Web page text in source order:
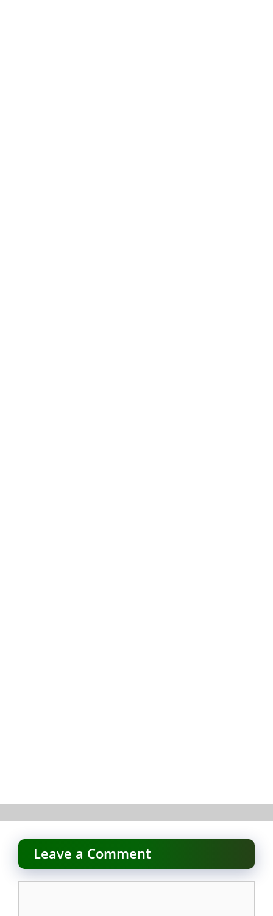
Leave a Comment